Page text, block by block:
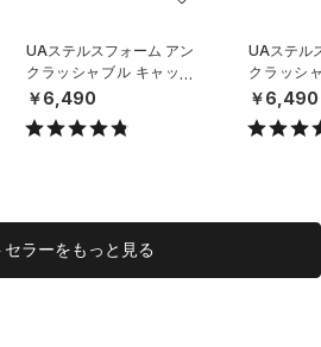
UAステルスフォーム アン
クラッシャブル キャップ
（ライフスタイル/UNISE
￥6,490
UAステル
クラッシ
（ライフ
￥6,490
セラーをもっと見る